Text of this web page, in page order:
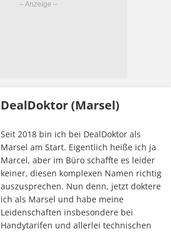
DealDoktor (Marsel)
Seit 2018 bin ich bei DealDoktor als
Marsel am Start. Eigentlich heiße ich ja
Marcel, aber im Büro schaffte es leider
keiner, diesen komplexen Namen richtig
auszusprechen. Nun denn, jetzt doktere
ich als Marsel und habe meine
Leidenschaften insbesondere bei
Handytarifen und allerlei technischen